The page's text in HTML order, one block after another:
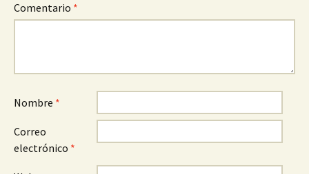
Comentario *
Nombre *
Correo
electrónico *